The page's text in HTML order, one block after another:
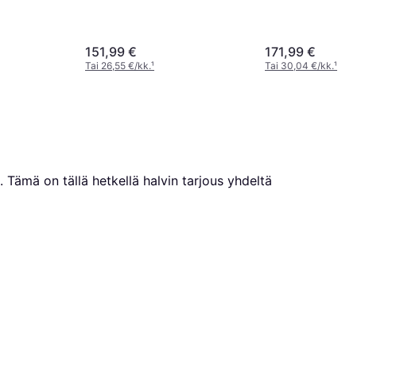
151,99 €
Tai 26,55 €/kk.¹
171,99 €
Tai 30,04 €/kk.¹
. Tämä on tällä hetkellä halvin tarjous yhdeltä